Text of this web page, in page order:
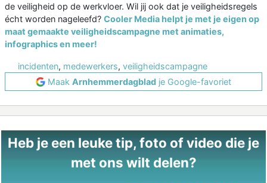
de veiligheid op de werkvloer. Wil jij ook dat je veiligheidsregels
écht worden nageleefd? Cooler Media helpt je met je eigen op
maat gemaakte veiligheidscampagne met animaties,
infographics en meer!
incidenten, medewerkers, veiligheidscampagne
Maak Arnhemmerdagblad je Google-favoriet
Heb je een leuke tip, foto of video die je
met ons wilt delen?